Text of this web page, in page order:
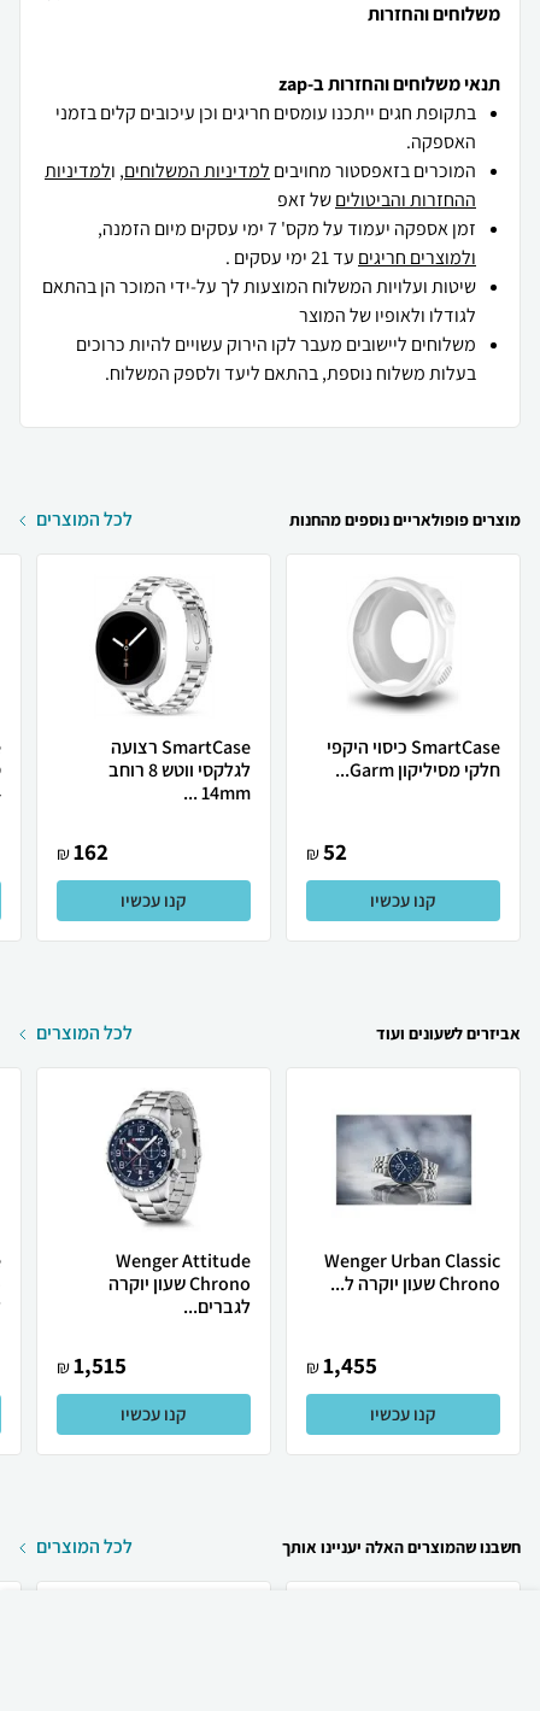
משלוחים והחזרות
תנאי משלוחים והחזרות ב-zap
בתקופת חגים ייתכנו עומסים חריגים וכן עיכובים קלים בזמני
האספקה.
המוכרים בזאפסטור מחויבים למדיניות המשלוחים, ולמדיניות
ההחזרות והביטוליםשל זאפ
זמן אספקה יעמוד על מקס' 7 ימי עסקים מיום הזמנה,
ולמוצרים חריגים עד 21 ימי עסקים .
שיטות ועלויות המשלוח המוצעות לך על-ידי המוכר הן בהתאם
לגודלו ולאופיו של המוצר
משלוחים ליישובים מעבר לקו הירוק עשויים להיות כרוכים
בעלות משלוח נוספת, בהתאם ליעד ולספק המשלוח.
מוצרים פופולאריים נוספים מהחנות לכל המוצרים
SmartCase כיסוי היקפי
חלקי מסיליקון Garm...
52
₪
קנו עכשיו
SmartCase רצועה
לגלקסי ווטש 8 רוחב
14mm ...
162
₪
קנו עכשיו
אביזרים לשעונים ועוד לכל המוצרים
Wenger Urban Classic
Chrono שעון יוקרה ל...
1,455
₪
קנו עכשיו
Wenger Attitude
Chrono שעון יוקרה
לגברים...
1,515
₪
קנו עכשיו
חשבנו שהמוצרים האלה יעניינו אותך לכל המוצרים